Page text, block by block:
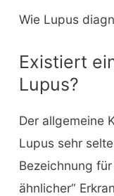
Wie Lupus
Existiert
Lupus?
Der allgemeine
Lupus sehr
Bezeichnung
ähnlicher“